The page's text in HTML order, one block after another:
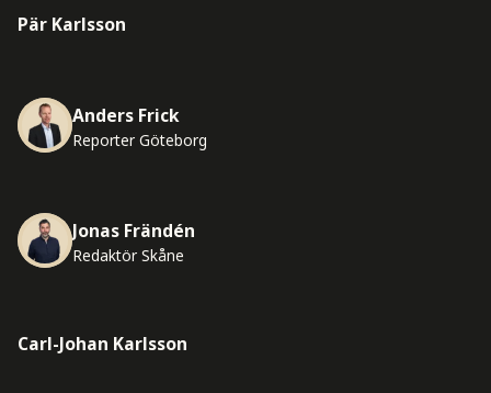
Pär Karlsson
Anders Frick
Reporter Göteborg
Jonas Frändén
Redaktör Skåne
Carl-Johan Karlsson